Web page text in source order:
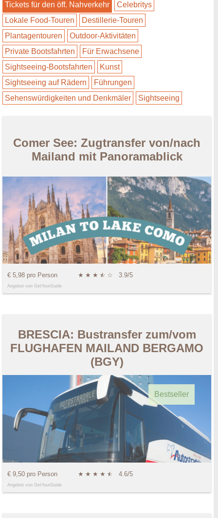
Tickets für den öff. Nahverkehr
Celebritys
Lokale Food-Touren
Destillerie-Touren
Plantagentouren
Outdoor-Aktivitäten
Private Bootsfahrten
Für Erwachsene
Sightseeing-Bootsfahrten
Kunst
Sightseeing auf Rädern
Führungen
Sehenswürdigkeiten und Denkmäler
Sightseeing
Comer See: Zugtransfer von/nach
Mailand mit Panoramablick
€ 5,98 pro Person ★ ★ ★ ★
☆ ☆ 3.9/5
Angebot von GetYourGuide
BRESCIA: Bustransfer zum/vom
FLUGHAFEN MAILAND BERGAMO
(BGY)
Bestseller
€ 9,50 pro Person ★ ★ ★ ★ ★
☆ 4.6/5
Angebot von GetYourGuide